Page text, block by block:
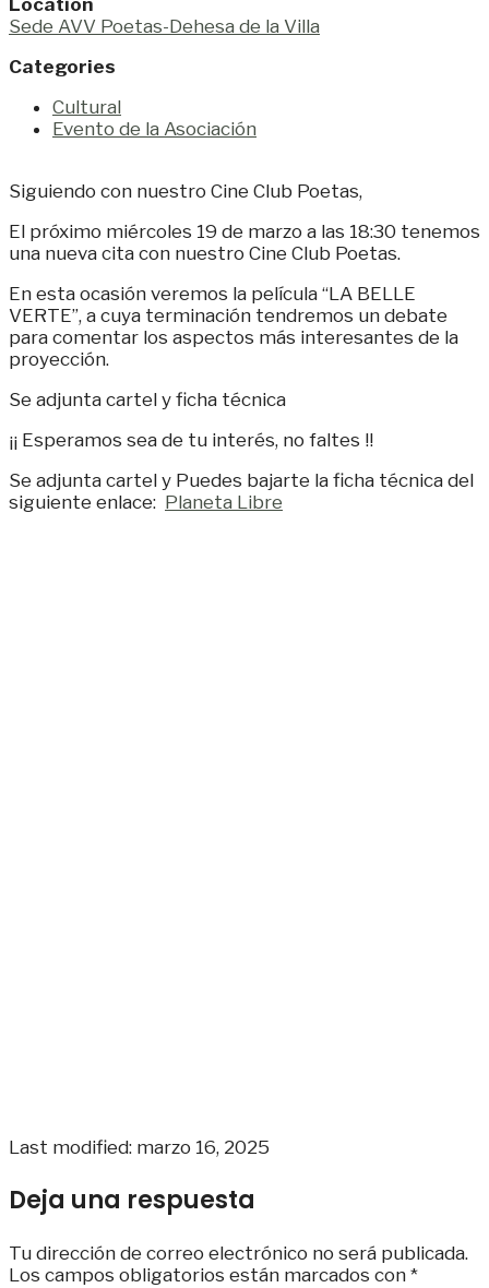
Location
Sede AVV Poetas-Dehesa de la Villa
Categories
Cultural
Evento de la Asociación
Siguiendo con nuestro Cine Club Poetas,
El próximo miércoles 19 de marzo a las 18:30 tenemos
una nueva cita con nuestro Cine Club Poetas.
En esta ocasión veremos la película “LA BELLE
VERTE”, a cuya terminación tendremos un debate
para comentar los aspectos más interesantes de la
proyección.
Se adjunta cartel y ficha técnica
¡¡ Esperamos sea de tu interés, no faltes !!
Se adjunta cartel y Puedes bajarte la ficha técnica del
siguiente enlace: Planeta Libre
Last modified: marzo 16, 2025
Deja una respuesta
Tu dirección de correo electrónico no será publicada.
Los campos obligatorios están marcados con *